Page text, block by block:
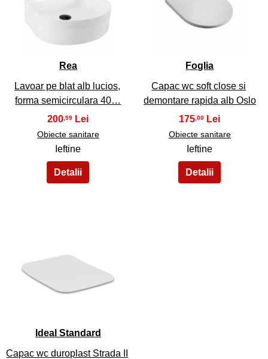
33
Rea
Lavoar pe blat alb lucios,
forma semicirculara 40…
200 ,59
Obiecte sanitare
Ieftine
Foglia
Capac wc soft close si
demontare rapida alb Oslo
175 ,00
Obiecte sanitare
Ieftine
Ideal Standard
Capac wc duroplast Strada II